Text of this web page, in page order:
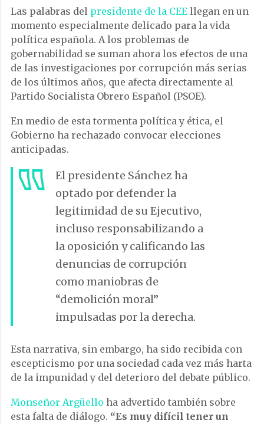
Las palabras del presidente de la CEE llegan en un
momento especialmente delicado para la vida
política española. A los problemas de
gobernabilidad se suman ahora los efectos de una
de las investigaciones por corrupción más serias
de los últimos años, que afecta directamente al
Partido Socialista Obrero Español (PSOE).
En medio de esta tormenta política y ética, el
Gobierno ha rechazado convocar elecciones
anticipadas.
El presidente Sánchez ha
optado por defender la
legitimidad de su Ejecutivo,
incluso responsabilizando a
la oposición y calificando las
denuncias de corrupción
como maniobras de
“demolición moral”
impulsadas por la derecha.
Esta narrativa, sin embargo, ha sido recibida con
escepticismo por una sociedad cada vez más harta
de la impunidad y del deterioro del debate público.
Monseñor Argüello ha advertido también sobre
esta falta de diálogo. “Es muy difícil tener un